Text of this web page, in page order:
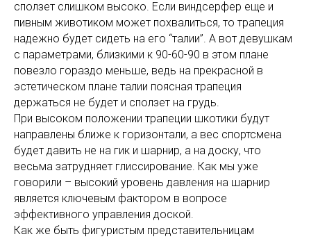
сползет слишком высоко. Если виндсерфер еще и
пивным животиком может похвалиться, то трапеция
надежно будет сидеть на его “талии”. А вот девушкам
с параметрами, близкими к 90-60-90 в этом плане
повезло гораздо меньше, ведь на прекрасной в
эстетическом плане талии поясная трапеция
держаться не будет и сползет на грудь.
При высоком положении трапеции шкотики будут
направлены ближе к горизонтали, а вес спортсмена
будет давить не на гик и шарнир, а на доску, что
весьма затрудняет глиссирование. Как мы уже
говорили – высокий уровень давления на шарнир
является ключевым фактором в вопросе
эффективного управления доской.
Как же быть фигуристым представительницам